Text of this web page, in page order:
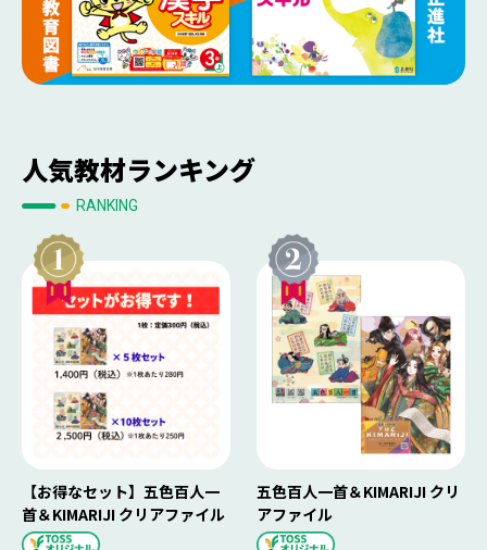
人気教材ランキング
RANKING
【お得なセット】五色百人一
首＆KIMARIJI クリアファイル
五色百人一首＆KIMARIJI クリ
アファイル